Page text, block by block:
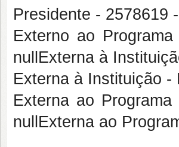
Presidente - 2578619
Externo ao
nullExterna à
Externa à Instituição -
Externa ao
nullExterna ao